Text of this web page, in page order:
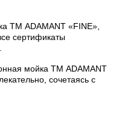
ТМ ADAMANT «FINE»
сертификаты
мойка ТМ ADAMANT
сочетаясь с